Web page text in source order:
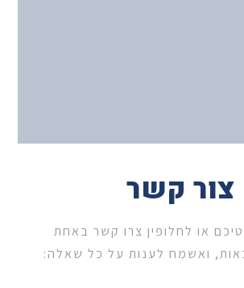
צור קשר
או לחלופין צרו קשר באחת
ואשמח לענות על כל שאלה: